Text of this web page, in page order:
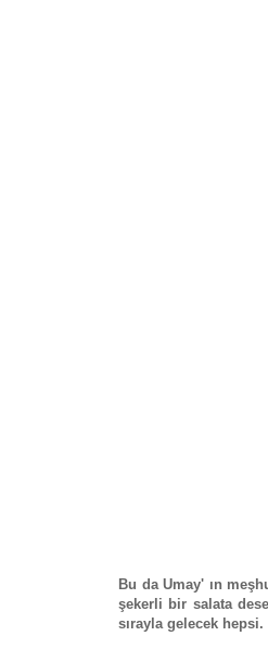
Bu da Umay' ın
şekerli bir salata
sırayla gelecek hepsi.